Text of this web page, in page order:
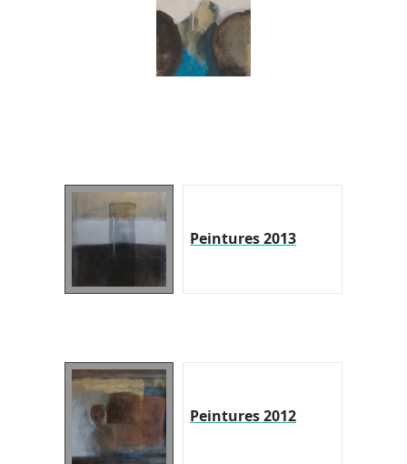
Peintures 2013
Peintures 2012